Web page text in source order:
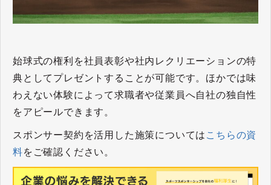
始球式の権利を社員表彰や社内レクリエーションの特
典としてプレゼントすることが可能です。ほかでは味
わえない体験によって求職者や従業員へ自社の独自性
をアピールできます。
スポンサー契約を活用した施策については こちらの資
料をご確認ください。